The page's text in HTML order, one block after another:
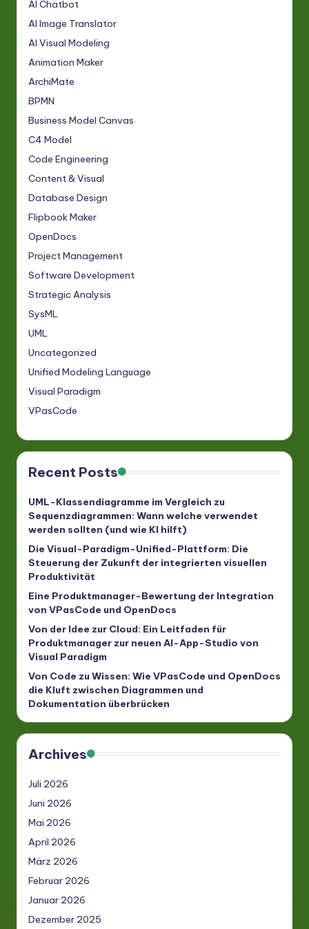
AI Chatbot
AI Image Translator
AI Visual Modeling
Animation Maker
ArchiMate
BPMN
Business Model Canvas
C4 Model
Code Engineering
Content & Visual
Database Design
Flipbook Maker
OpenDocs
Project Management
Software Development
Strategic Analysis
SysML
UML
Uncategorized
Unified Modeling Language
Visual Paradigm
VPasCode
Recent Posts
UML-Klassendiagramme im Vergleich zu
Sequenzdiagrammen: Wann welche verwendet
werden sollten (und wie KI hilft)
Die Visual-Paradigm-Unified-Plattform: Die
Steuerung der Zukunft der integrierten visuellen
Produktivität
Eine Produktmanager-Bewertung der Integration
von VPasCode und OpenDocs
Von der Idee zur Cloud: Ein Leitfaden für
Produktmanager zur neuen AI-App-Studio von
Visual Paradigm
Von Code zu Wissen: Wie VPasCode und OpenDocs
die Kluft zwischen Diagrammen und
Dokumentation überbrücken
Archives
Juli 2026
Juni 2026
Mai 2026
April 2026
März 2026
Februar 2026
Januar 2026
Dezember 2025